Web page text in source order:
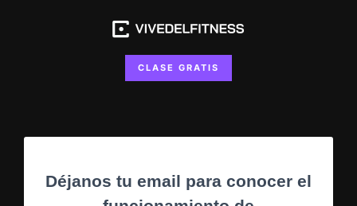
CLASE GRATIS